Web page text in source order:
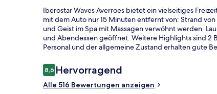
Iberostar Waves Averroes bietet ein vielseitiges
mit dem Auto nur 15 Minuten entfernt von: Strand
und Geist im Spa mit Massagen verwöhnt werden.
und Abendessen geöffnet. Weitere Highlights sind 2
Personal und der allgemeine Zustand erhalten gute
Bewertungen
8,68,6 von 10.
Hervorragend
Alle 516 Bewertungen anzeigen